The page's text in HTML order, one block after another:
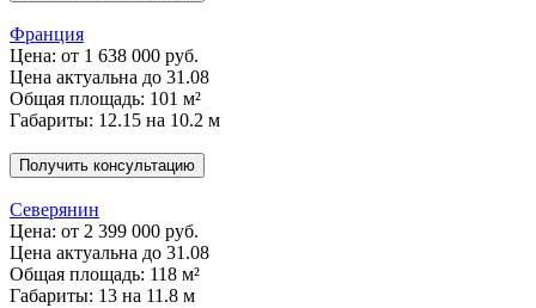
Франция
Цена: от 1 638 000 руб.
Цена актуальна до 31.08
Общая площадь: 101 м²
Габариты: 12.15 на 10.2 м
Получить консультацию
Северянин
Цена: от 2 399 000 руб.
Цена актуальна до 31.08
Общая площадь: 118 м²
Габариты: 13 на 11.8 м